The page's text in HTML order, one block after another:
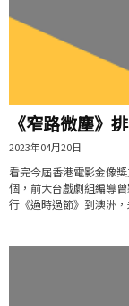
《窄路微塵》
2023年04月20日
看完今屆香港電影金像
個，前大台戲劇組編導
行《過時過節》到澳洲